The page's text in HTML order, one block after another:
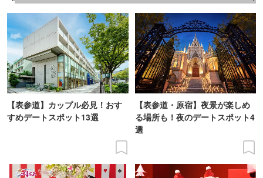
【表参道】カップル必見！おす
すめデートスポット13選
【表参道・原宿】夜景が楽しめ
る場所も！夜のデートスポット4
選